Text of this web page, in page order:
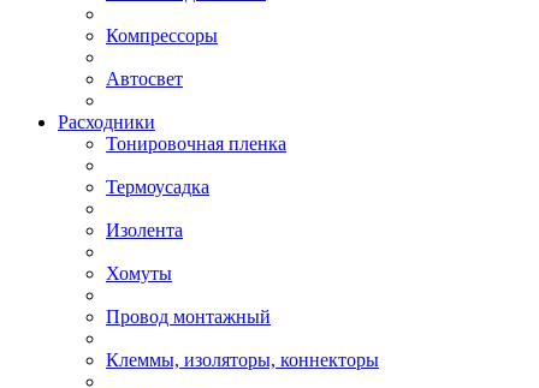
Компрессоры
Автосвет
Расходники
Тонировочная пленка
Термоусадка
Изолента
Хомуты
Провод монтажный
Клеммы, изоляторы, коннекторы